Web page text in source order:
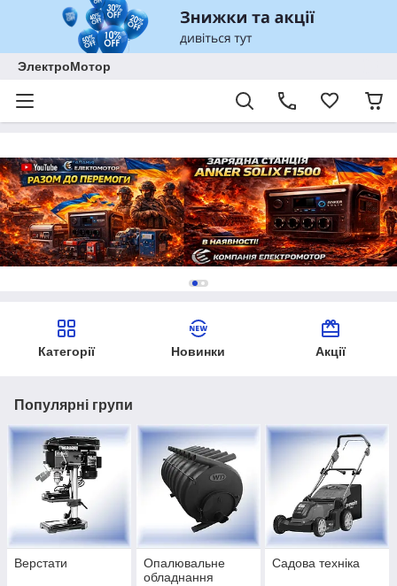
ЭлектроМотор
Категорії Новинки Акції
Популярні групи
Верстати
Опалювальне
обладнання
Садова техніка